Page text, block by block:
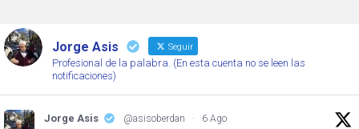
Jorge Asis Seguir
Profesional de la palabra. (En esta cuenta no se leen las
notificaciones)
Jorge Asis @asisoberdan · 6 Ago